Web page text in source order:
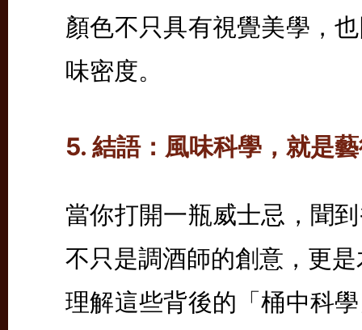
顏色不只具有視覺美學，
味密度。
5. 結語：風味科學，就是
當你打開一瓶威士忌，聞
不只是調酒師的創意，更
理解這些背後的「桶中科